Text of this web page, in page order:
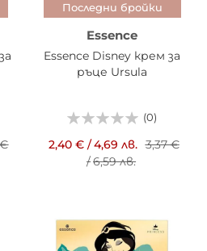
Последни бройки
Essence
Essence Disney крем за
ръце Ursula
(0)
2,40 €/4,69 лв. 3,37 €
/6,59 лв.